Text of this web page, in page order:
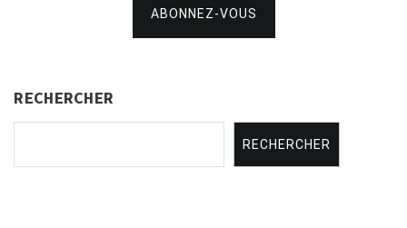
ABONNEZ-VOUS
RECHERCHER
RECHERCHER